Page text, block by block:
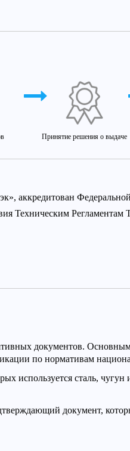
Принятие решения о выдаче
аккредитован
Техническим
документов.
по нормативам
используется сталь, чугун
документ,